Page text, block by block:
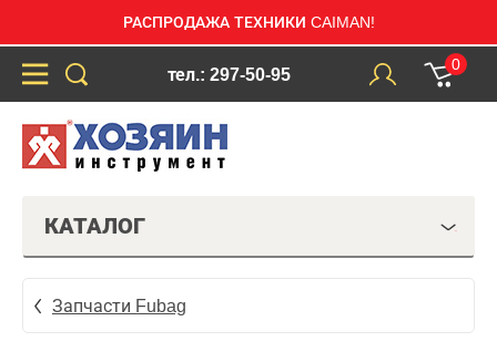
РАСПРОДАЖА ТЕХНИКИ CAIMAN!
тел.: 297-50-95
0
КАТАЛОГ
Запчасти Fubag